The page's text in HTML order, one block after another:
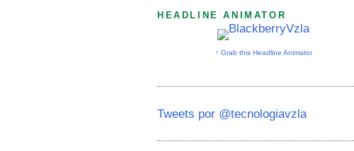
HEADLINE ANIMATOR
↑ Grab this Headline Animator
Tweets por @tecnologiavzla